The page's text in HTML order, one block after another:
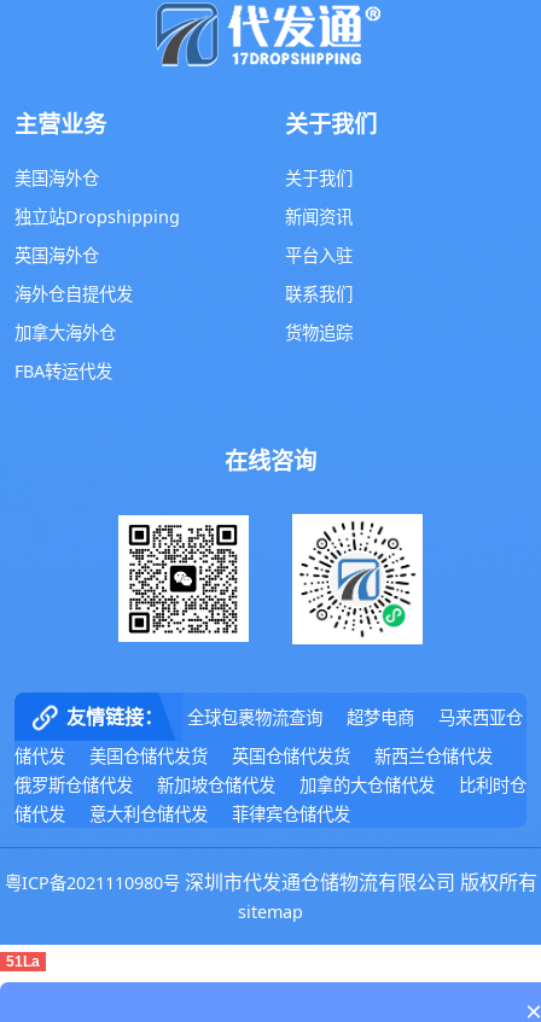
主营业务
美国海外仓
独立站Dropshipping
英国海外仓
海外仓自提代发
加拿大海外仓
FBA转运代发
关于我们
关于我们
新闻资讯
平台入驻
联系我们
货物追踪
在线咨询
友情链接： 全球包裹物流查询 超梦电商
马来西亚仓
储代发
美国仓储代发货 英国仓储代发货
新西兰仓储代发
俄罗斯仓储代发
新加坡仓储代发 加拿的大仓储代发
比利时仓
储代发
意大利仓储代发 菲律宾仓储代发
粤ICP备2021110980号深圳市代发通仓储物流有限公司 版权所有
sitemap
51La